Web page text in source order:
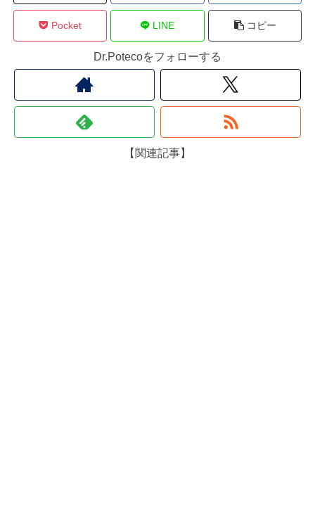
Pocket LINE コピー
Dr.Potecoをフォローする
【関連記事】